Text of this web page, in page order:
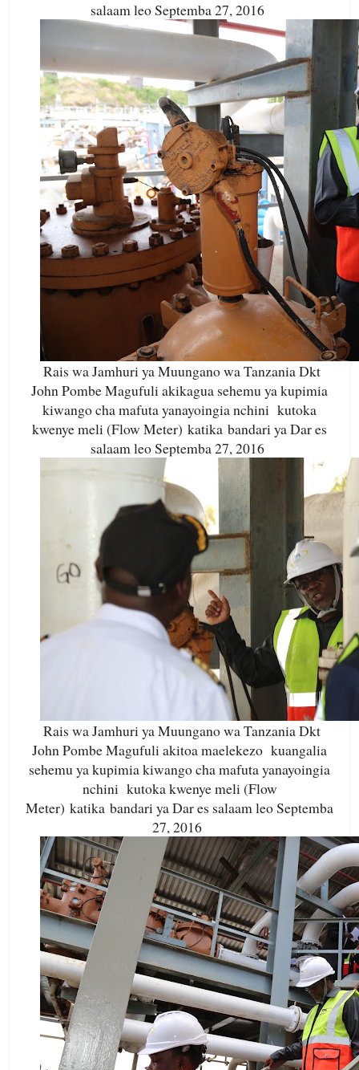
salaam leo Septemba 27, 2016
Rais wa Jamhuri ya Muungano wa Tanzania Dkt
John Pombe Magufuli akikagua sehemu ya kupimia
kiwango cha mafuta yanayoingia nchini kutoka
kwenye meli (Flow Meter) katika bandari ya Dar es
salaam leo Septemba 27, 2016
Rais wa Jamhuri ya Muungano wa Tanzania Dkt
John Pombe Magufuli akitoa maelekezo kuangalia
sehemu ya kupimia kiwango cha mafuta yanayoingia
nchini kutoka kwenye meli (Flow
Meter) katika bandari ya Dar es salaam leo Septemba
27, 2016